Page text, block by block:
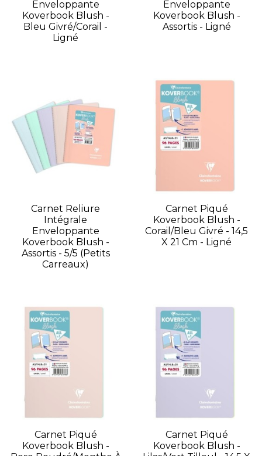
Enveloppante
Koverbook Blush -
Bleu Givré/Corail -
Ligné
Enveloppante
Koverbook Blush -
Assortis - Ligné
Carnet Reliure
Intégrale
Enveloppante
Koverbook Blush -
Assortis - 5/5 (petits
Carreaux)
Carnet Piqué
Koverbook Blush -
Corail/Bleu Givré - 14,5
X 21 Cm - Ligné
Carnet Piqué
Koverbook Blush -
Carnet Piqué
Koverbook Blush -